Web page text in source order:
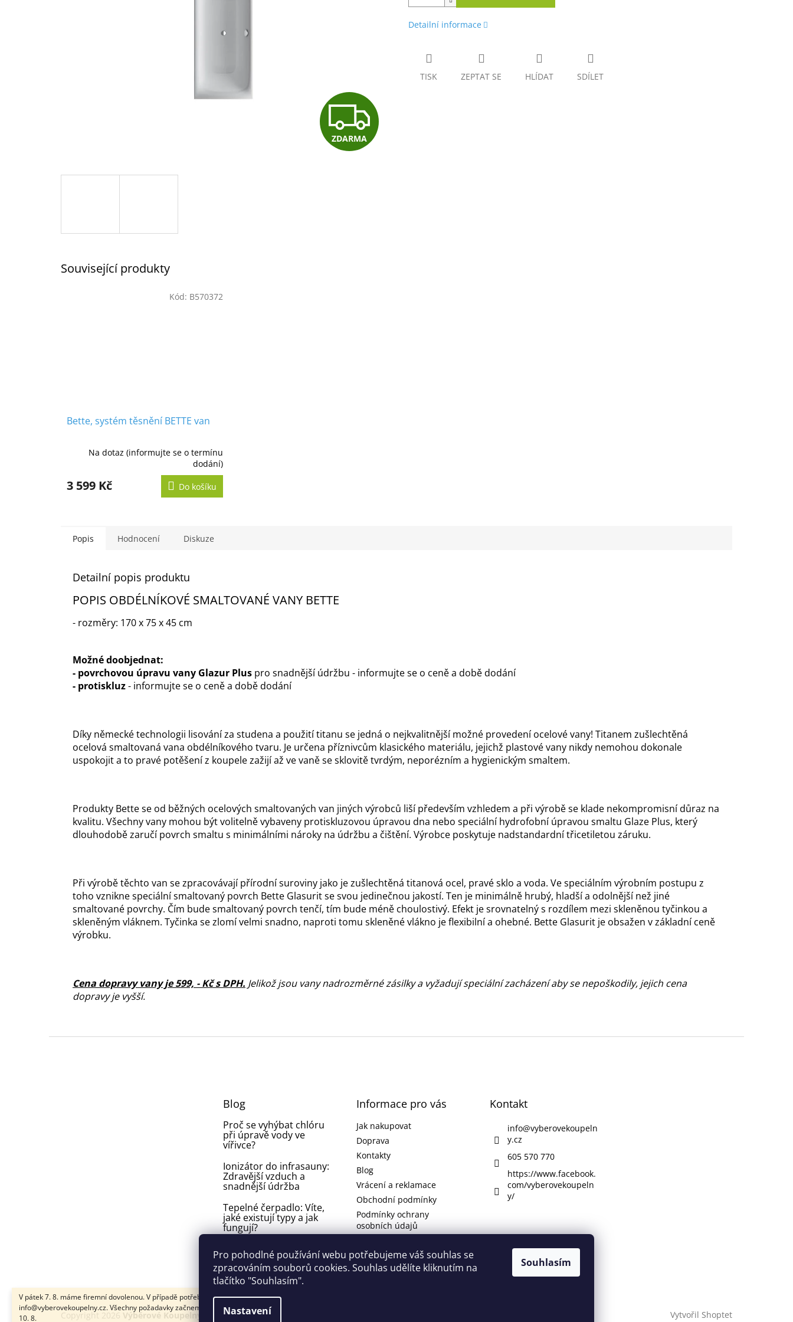
Pro pohodlné používání webu potřebujeme váš souhlas se
zpracováním souborů cookies. Souhlas udělíte kliknutím na
tlačítko "Souhlasím".
Nastavení
Souhlasím
V pátek 7. 8. máme firemní dovolenou. V případě potřeby nám napište na
info@vyberovekoupelny.cz. Všechny požadavky začneme vyřizovat v pondělí
10. 8.
Z
D
ZDARMA
Detailní informace
TISK ZEPTAT SE HLÍDAT SDÍLET
Související produkty
Bette, systém těsnění BETTE van
Na dotaz (informujte se o termínu
dodání)
3 599 Kč Do košíku
Kód: B570372
Popis Hodnocení Diskuze
Detailní popis produktu
POPIS OBDÉLNÍKOVÉ SMALTOVANÉ VANY BETTE
- rozměry: 170 x 75 x 45 cm
Možné doobjednat:
- povrchovou úpravu vany Glazur Plus pro snadnější údržbu - informujte se o ceně a době dodání
- protiskluz- informujte se o ceně a době dodání
Díky německé technologii lisování za studena a použití titanu se jedná o nejkvalitnější možné provedení ocelové vany! Titanem zušlechtěná
ocelová smaltovaná vana obdélníkového tvaru. Je určena příznivcům klasického materiálu, jejichž plastové vany nikdy nemohou dokonale
uspokojit a to pravé potěšení z koupele zažijí až ve vaně se sklovitě tvrdým, neporézním a hygienickým smaltem.
Produkty Bette se od běžných ocelových smaltovaných van jiných výrobců liší především vzhledem a při výrobě se klade nekompromisní důraz na
kvalitu. Všechny vany mohou být volitelně vybaveny protiskluzovou úpravou dna nebo speciální hydrofobní úpravou smaltu Glaze Plus, který
dlouhodobě zaručí povrch smaltu s minimálními nároky na údržbu a čištění. Výrobce poskytuje nadstandardní třicetiletou záruku.
Při výrobě těchto van se zpracovávají přírodní suroviny jako je zušlechtěná titanová ocel, pravé sklo a voda. Ve speciálním výrobním postupu z
toho vznikne speciální smaltovaný povrch Bette Glasurit se svou jedinečnou jakostí. Ten je minimálně hrubý, hladší a odolnější než jiné
smaltované povrchy. Čím bude smaltovaný povrch tenčí, tím bude méně choulostivý. Efekt je srovnatelný s rozdílem mezi skleněnou tyčinkou a
skleněným vláknem. Tyčinka se zlomí velmi snadno, naproti tomu skleněné vlákno je flexibilní a ohebné. Bette Glasurit je obsažen v základní ceně
výrobku.
Cena dopravy vany je 599, - Kč s DPH. Jelikož jsou vany nadrozměrné zásilky a vyžadují speciální zacházení aby se nepoškodily, jejich cena
dopravy je vyšší.
Blog
Proč se vyhýbat chlóru
při úpravě vody ve
vířivce?
Ionizátor do infrasauny:
Zdravější vzduch a
snadnější údržba
Tepelné čerpadlo: Víte,
jaké existují typy a jak
fungují?
Plíseň v koupelně nebo
ve vířivce: jak se jí
vyhnout a odstranit ji?
Informace pro vás
Jak nakupovat
Doprava
Kontakty
Blog
Vrácení a reklamace
Obchodní podmínky
Podmínky ochrany
osobních údajů
Kontakt
info@vyberovekoupeln
y.cz
605 570 770
https://www.facebook.
com/vyberovekoupeln
y/
Vytvořil Shoptet
Copyright 2026 Výběrové Koupelny . Všechna práva vyhrazena.